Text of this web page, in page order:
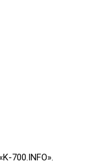
700.INFO».